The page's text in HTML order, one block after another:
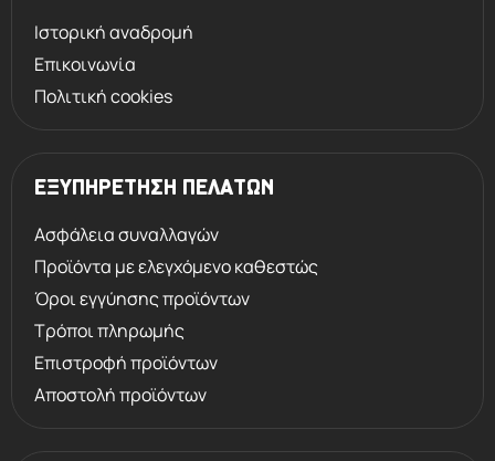
Ιστορική αναδρομή
Επικοινωνία
Πολιτική cookies
ΕΞΥΠΗΡΕΤΗΣΗ ΠΕΛΑΤΩΝ
Ασφάλεια συναλλαγών
Προϊόντα με ελεγχόμενο καθεστώς
Όροι εγγύησης προϊόντων
Τρόποι πληρωμής
Επιστροφή προϊόντων
Αποστολή προϊόντων